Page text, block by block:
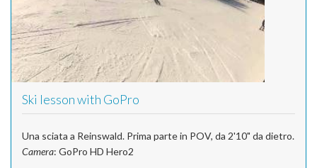
Ski lesson with GoPro
Una sciata a Reinswald. Prima parte in POV, da 2'10" da dietro.
Camera: GoPro HD Hero2